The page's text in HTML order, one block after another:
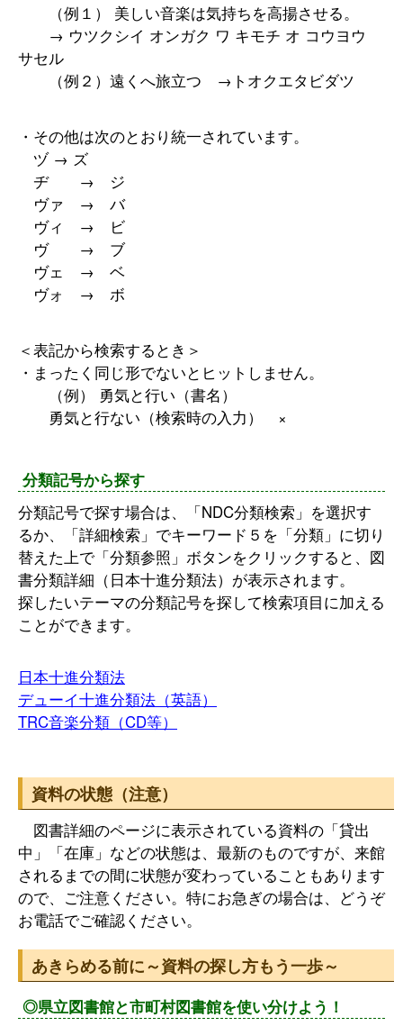
（例１） 美しい音楽は気持ちを高揚させる。
→ ウツクシイ オンガク ワ キモチ オ コウヨウ
サセル
（例２）遠くへ旅立つ →トオクエタビダツ
・その他は次のとおり統一されています。
ヅ → ズ
ヂ → ジ
ヴァ → バ
ヴィ → ビ
ヴ → ブ
ヴェ → ベ
ヴォ → ボ
＜表記から検索するとき＞
・まったく同じ形でないとヒットしません。
（例） 勇気と行い（書名）
勇気と行ない（検索時の入力） ×
分類記号から探す
分類記号で探す場合は、「NDC分類検索」を選択す
るか、「詳細検索」でキーワード５を「分類」に切り
替えた上で「分類参照」ボタンをクリックすると、図
書分類詳細（日本十進分類法）が表示されます。
探したいテーマの分類記号を探して検索項目に加える
ことができます。
日本十進分類法
デューイ十進分類法（英語）
TRC音楽分類（CD等）
資料の状態（注意）
図書詳細のページに表示されている資料の「貸出
中」「在庫」などの状態は、最新のものですが、来館
されるまでの間に状態が変わっていることもあります
ので、ご注意ください。特にお急ぎの場合は、どうぞ
お電話でご確認ください。
あきらめる前に～資料の探し方もう一歩～
◎県立図書館と市町村図書館を使い分けよう！